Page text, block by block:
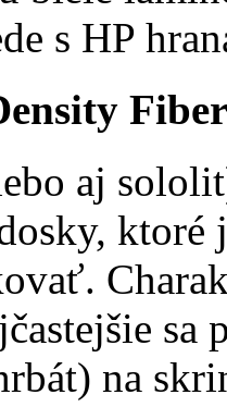
s HP
aj
na